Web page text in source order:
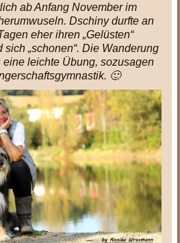
ab Anfang November im
Dschiny durfte an
eher ihren „Gelüsten“
sich „schonen“. Die Wanderung
leichte Übung, sozusagen
🙂